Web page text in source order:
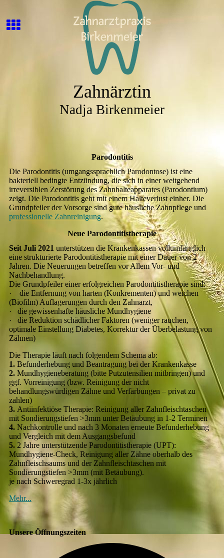
Zahnärztin
Nadja Birkenmeier
Parodontitis
Die Parodontitis (umgangssprachlich Parodontose) ist eine
bakteriell bedingte Entzündung, die sich in einer weitgehend
irreversiblen Zerstörung des Zahnhalteapparates (Parodontium)
zeigt. Die Parodontitis geht mit einem Halteverlust einher. Die
Grundpfeiler der Vorsorge sind gute häusliche Zahnpflege und
professionelle Zahnreinigung.
Neue Parodontitistherapie
Seit Juli 2021 unterstützen die Krankenkassen vollumfänglich
eine strukturierte Parodontitistherapie mit einer Dauer von 2
Jahren. Die Neuerungen betreffen vor Allem Vor- und
Nachbehandlung.
Die Grundpfeiler einer erfolgreichen Parodontitistherapie sind:
·
die Entfernung von harten (Konkrementen) und weichen
(Biofilm) Auflagerungen durch den Zahnarzt,
· die gewissenhafte häusliche Mundhygiene
· die Reduktion schädlicher Faktoren (weniger rauchen,
optimale Einstellung Diabetes, Korrektur der Überbelastung von
Zähnen)
Die Therapie läuft nach folgendem Schema ab:
1. Befunderhebung und Beantragung bei der Krankenkasse
2. Mundhygieneberatung (bitte Putzutensilien mitbringen) und
ggf. Vorreinigung (bzw. Reinigung der nicht
behandlungswürdigen Zähne und Verfärbungen – privat zu
zahlen)
3. Antiinfektiöse Therapie: Reinigung aller Zahnfleischtaschen
mit Sondierungstiefen >3mm unter Betäubung in 1-2 Terminen
4. Nachkontrolle und nach 3 Monaten erneute Befunderhebung
und Vergleich mit dem Ausgangsbefund
5. 2 Jahre unterstützende Parodontitistherapie (UPT):
Mundhygiene-Check, Reinigung aller Zähne oberhalb des
Zahnfleischsaums und der Zahnfleischtaschen mit
Sondierungstiefen >3mm (mit Betäubung).
je nach Schweregrad 1-3x jährlich
Mehr...
Unsere Öffnungszeiten